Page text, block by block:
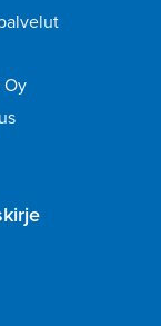
Oy